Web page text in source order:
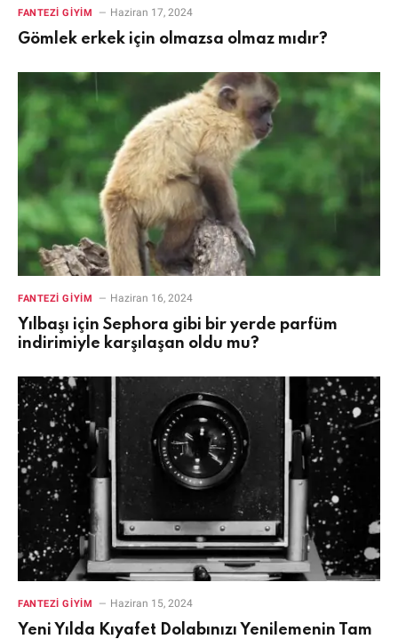
FANTEZI GIYIM Haziran 17, 2024
Gömlek erkek için olmazsa olmaz mıdır?
FANTEZI GIYIM Haziran 16, 2024
Yılbaşı için Sephora gibi bir yerde parfüm
indirimiyle karşılaşan oldu mu?
FANTEZI GIYIM Haziran 15, 2024
Yeni Yılda Kıyafet Dolabınızı Yenilemenin Tam